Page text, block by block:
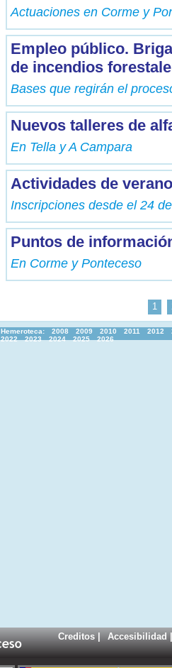
Actuaciones en Corme y
Empleo público.
de incendios
Bases que regirán el
Nuevos talleres de
En Tella y A Campara
Actividades de
Inscripciones desde el 24
Puntos de
En Corme y Ponteceso
1
Hemeroteca: 2008 2009 2010 2011 2012
2022
2023 2024 2025 2026
Creditos| Accesibilidad|